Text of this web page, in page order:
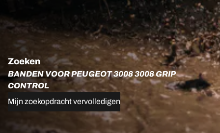
Zoeken
BANDEN VOOR PEUGEOT 3008 3008 GRIP
CONTROL
Mijn zoekopdracht vervolledigen